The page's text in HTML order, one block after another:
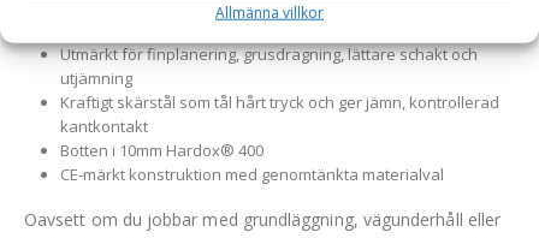
Allmänna villkor
Utmärkt för finplanering, grusdragning, lättare schakt och
utjämning
Kraftigt skärstål som tål hårt tryck och ger jämn, kontrollerad
kantkontakt
Botten i 10mm Hardox® 400
CE-märkt konstruktion med genomtänkta materialval
Oavsett om du jobbar med grundläggning, vägunderhåll eller